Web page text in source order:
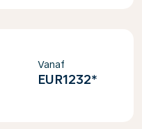
Vanaf
EUR1232*